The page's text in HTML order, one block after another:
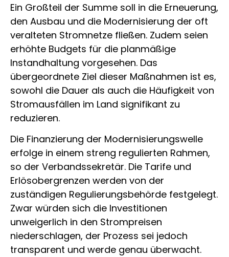
Ein Großteil der Summe soll in die Erneuerung,
den Ausbau und die Modernisierung der oft
veralteten Stromnetze fließen. Zudem seien
erhöhte Budgets für die planmäßige
Instandhaltung vorgesehen. Das
übergeordnete Ziel dieser Maßnahmen ist es,
sowohl die Dauer als auch die Häufigkeit von
Stromausfällen im Land signifikant zu
reduzieren.
Die Finanzierung der Modernisierungswelle
erfolge in einem streng regulierten Rahmen,
so der Verbandssekretär. Die Tarife und
Erlösobergrenzen werden von der
zuständigen Regulierungsbehörde festgelegt.
Zwar würden sich die Investitionen
unweigerlich in den Strompreisen
niederschlagen, der Prozess sei jedoch
transparent und werde genau überwacht.